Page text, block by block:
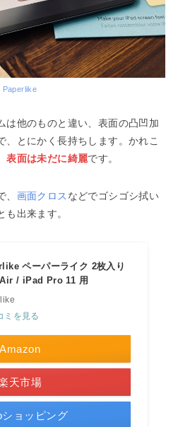
Paperlike
は他のものと違い、表面の凸凹加
、とにかく長持ちします。かれこ
表面は未だに綺麗です。
画面クロス などでゴシゴシ拭い
出来ます。
ペーパーライク 2枚入り
/ iPad Pro 11 用
ミを見る
Amazon
天市場
ショッピング